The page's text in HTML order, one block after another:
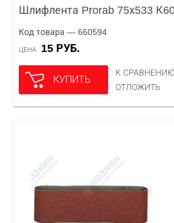
Шлифлента Prorab 75х533
Код товара — 660594
ЦЕНА 15 РУБ.
КУПИТЬ
К СРАВНЕНИЮ
ОТЛОЖИТЬ